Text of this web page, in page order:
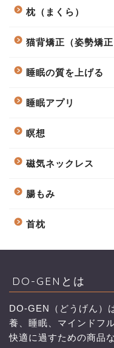
枕（まくら）
猫背矯正（姿勢矯正
睡眠の質を上げる
睡眠アプリ
瞑想
磁気ネックレス
腸もみ
首枕
DO-GENとは
DO-GEN（どうげん）
養、睡眠、マインドフ
快適に過すための商品